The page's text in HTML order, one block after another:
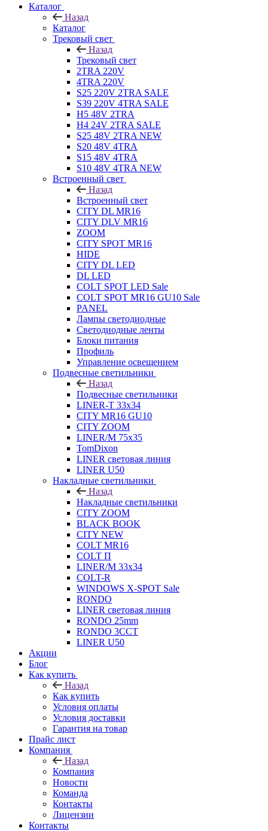
Каталог
Назад
Каталог
Трековый свет
Назад
Трековый свет
2TRA 220V
4TRA 220V
S25 220V 2TRA SALE
S39 220V 4TRA SALE
H5 48V 2TRA
H4 24V 2TRA SALE
S25 48V 2TRA NEW
S20 48V 4TRA
S15 48V 4TRA
S10 48V 4TRA NEW
Встроенный свет
Назад
Встроенный свет
CITY DL MR16
CITY DLV MR16
ZOOM
CITY SPOT MR16
HIDE
CITY DL LED
DL LED
COLT SPOT LED Sale
COLT SPOT MR16 GU10 Sale
PANEL
Лампы светодиодные
Светодиодные ленты
Блоки питания
Профиль
Управление освещением
Подвесные светильники
Назад
Подвесные светильники
LINER-T 33x34
CITY MR16 GU10
CITY ZOOM
LINER/M 75х35
TomDixon
LINER световая линия
LINER U50
Накладные светильники
Назад
Накладные светильники
CITY ZOOM
BLACK BOOK
CITY NEW
COLT MR16
COLT П
LINER/М 33х34
COLT-R
WINDOWS X-SPOT Sale
RONDO
LINER световая линия
RONDO 25mm
RONDO 3CCT
LINER U50
Акции
Блог
Как купить
Назад
Как купить
Условия оплаты
Условия доставки
Гарантия на товар
Прайс лист
Компания
Назад
Компания
Новости
Команда
Контакты
Лицензии
Контакты